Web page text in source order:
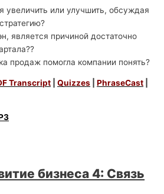
увеличить или улучшить, обсуждая
является причиной достаточно
продаж помогла компании понять?
Transcript |Quizzes |PhraseCast
бизнеса 4: Связь